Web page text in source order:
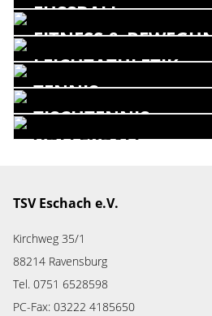
FUSSBALL
FITNESS &
LEICHTATHLETIK
TENNIS
TISCHTENNIS
VOLLEYBALL
TSV Eschach e.V.
Kirchweg 35/1
88214 Ravensburg
Tel. 0751 6528598
PC-Fax: 03222 4185650